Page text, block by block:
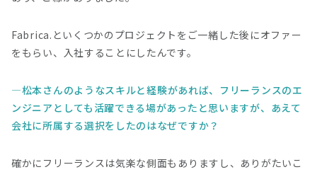
Fabrica.といくつかのプロジェクトをご一緒した後にオファー
をもらい、入社することにしたんです。
松本さんのようなスキルと経験があれば、フリーランスのエ
ンジニアとしても活躍できる場があったと思いますが、あえて
会社に所属する選択をしたのはなぜですか？
確かにフリーランスは気楽な側面もありますし、ありがたいこ